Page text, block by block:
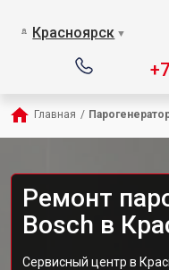
Красноярск ▼
Главная /
Ремонт
Bosch в
Сервисный центр в